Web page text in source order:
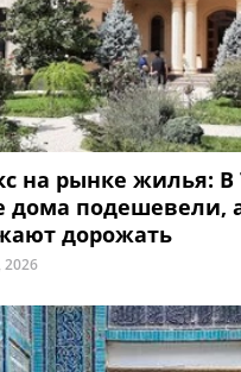
на рынке жилья: В
дома подешевели,
дорожать
2026